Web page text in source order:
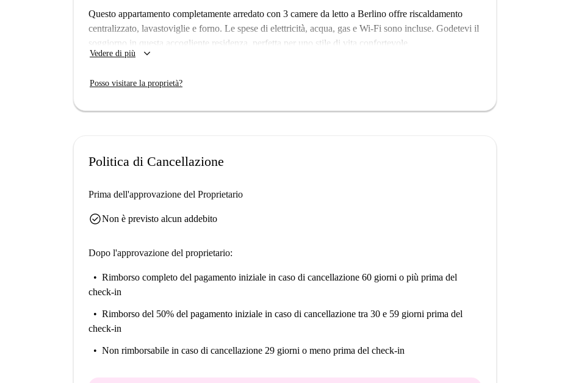
Questo appartamento completamente arredato con 3 camere da letto a Berlino offre riscaldamento
centralizzato, lavastoviglie e forno. Le spese di elettricità, acqua, gas e Wi-Fi sono incluse. Godetevi il
soggiorno in questa accogliente residenza, perfetta per uno stile di vita confortevole.
Lidl, il Melissa Bistro Kebap-Imbiss e il Rummelsburger Bucht sono raggiungibili a piedi, offrendo
posizionata.
Vedere di più keyboard_arrow_down
Posso visitare la proprietà?
Politica di Cancellazione
Prima dell'approvazione del Proprietario
check_circleNon è previsto alcun addebito
Dopo l'approvazione del proprietario:
Rimborso completo del pagamento iniziale in caso di cancellazione 60 giorni o più prima del
check-in
Rimborso del 50% del pagamento iniziale in caso di cancellazione tra 30 e 59 giorni prima del
check-in
Non rimborsabile in caso di cancellazione 29 giorni o meno prima del check-in